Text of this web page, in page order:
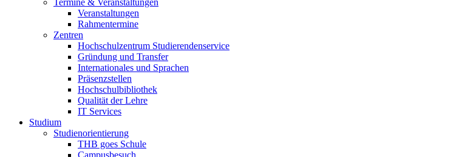
Termine & Veranstaltungen
Veranstaltungen
Rahmentermine
Zentren
Hochschulzentrum Studierendenservice
Gründung und Transfer
Internationales und Sprachen
Präsenzstellen
Hochschulbibliothek
Qualität der Lehre
IT Services
Studium
Studienorientierung
THB goes Schule
Campusbesuch